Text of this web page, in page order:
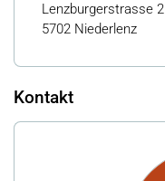
Lenzburgerstrasse 2
5702 Niederlenz
Kontakt